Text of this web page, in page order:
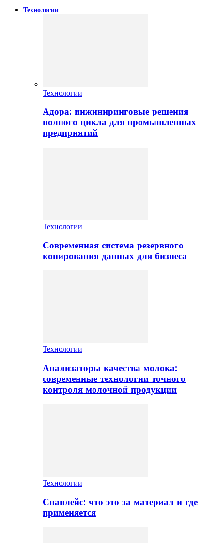
Технологии
Технологии
Адора: инжиниринговые решения
полного цикла для промышленных
предприятий
Технологии
Современная система резервного
копирования данных для бизнеса
Технологии
Анализаторы качества молока:
современные технологии точного
контроля молочной продукции
Технологии
Спанлейс: что это за материал и где
применяется